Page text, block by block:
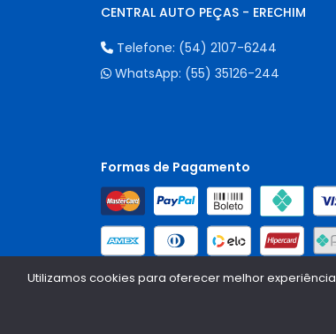
CENTRAL AUTO PEÇAS - ERECHIM
Telefone: (54) 2107-6244
WhatsApp: (55) 35126-244
Formas de Pagamento
Utilizamos cookies para oferecer melhor